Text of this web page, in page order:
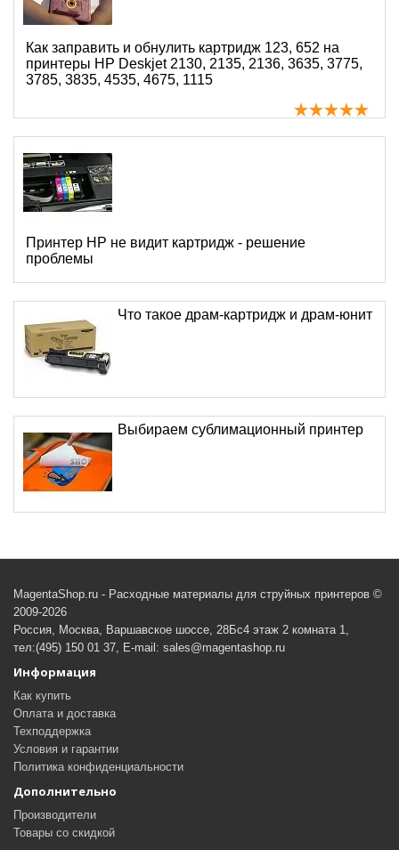
Как заправить и обнулить картридж 123, 652 на
принтеры HP Deskjet 2130, 2135, 2136, 3635, 3775,
3785, 3835, 4535, 4675, 1115
Принтер HP не видит картридж - решение
проблемы
Что такое драм-картридж и драм-юнит
Выбираем сублимационный принтер
MagentaShop.ru - Расходные материалы для струйных принтеров ©
2009-2026
Россия, Москва, Варшавское шоссе, 28Бс4 этаж 2 комната 1,
тел:(495) 150 01 37, E-mail: sales@magentashop.ru
Информация
Как купить
Оплата и доставка
Техподдержка
Условия и гарантии
Политика конфиденциальности
Дополнительно
Производители
Товары со скидкой